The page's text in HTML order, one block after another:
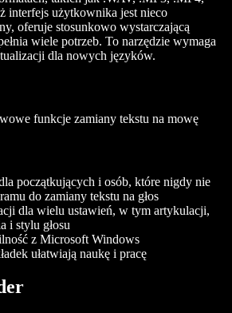
interfejs użytkownika jest nieco
oferuje stosunkowo wystarczającą
wiele potrzeb. To narzędzie wymaga
dla nowych języków.
funkcje zamiany tekstu na mowę
początkujących i osób, które nigdy nie
do zamiany tekstu na głos
dla wielu ustawień, w tym artykulacji,
i stylu głosu
z Microsoft Windows
ułatwiają naukę i pracę